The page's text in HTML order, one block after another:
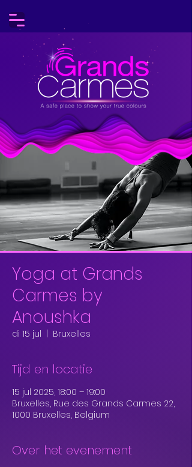
Yoga at Grands
Carmes by
Anoushka
di 15 jul Bruxelles
Tijd en locatie
15 jul 2025, 18:00 – 19:00
Bruxelles, Rue des Grands Carmes 22,
1000 Bruxelles, Belgium
Over het evenement